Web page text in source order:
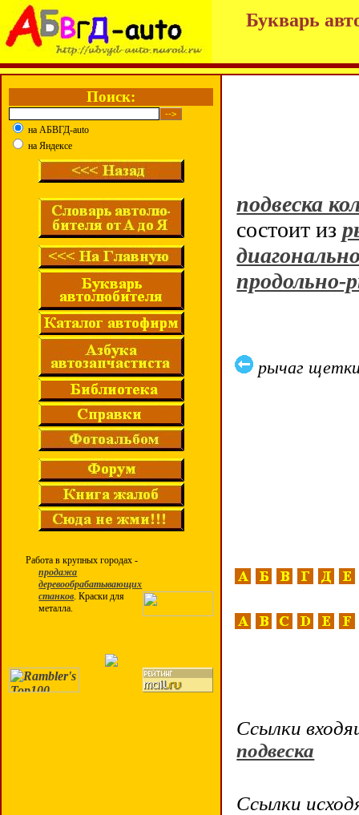
Букварь
Поиск:
на АБВГД-auto
на Яндексе
Работа в крупных городах -
продажа
деревообрабатывающих
станков. Краски для
металла.
подвеска
состоит из
рычаг
Ссылки
подвеска
Ссылки